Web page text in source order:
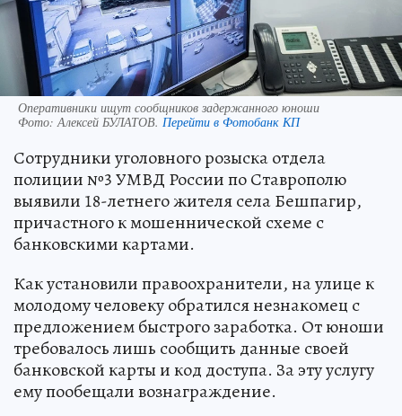
Оперативники ищут сообщников задержанного юноши
Фото: Алексей БУЛАТОВ. Перейти в Фотобанк КП
Сотрудники уголовного розыска отдела
полиции №3 УМВД России по Ставрополю
выявили 18-летнего жителя села Бешпагир,
причастного к мошеннической схеме с
банковскими картами.
Как установили правоохранители, на улице к
молодому человеку обратился незнакомец с
предложением быстрого заработка. От юноши
требовалось лишь сообщить данные своей
банковской карты и код доступа. За эту услугу
ему пообещали вознаграждение.